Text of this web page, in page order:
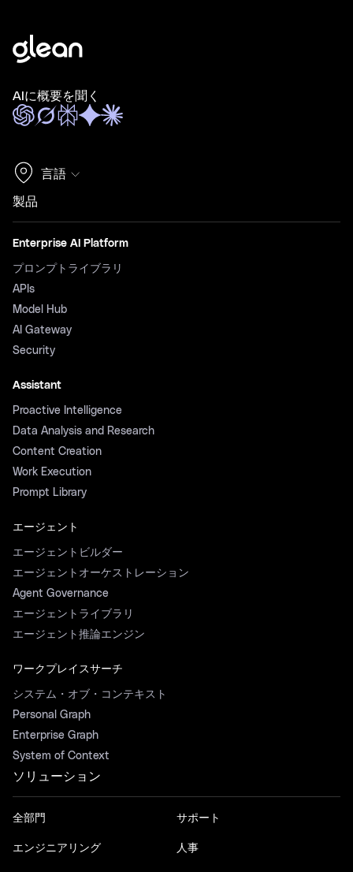
AIに概要を聞く
言語
製品
Enterprise AI Platform
プロンプトライブラリ
APIs
Model Hub
AI Gateway
Security
Assistant
Proactive Intelligence
Data Analysis and Research
Content Creation
Work Execution
Prompt Library
エージェント
エージェントビルダー
エージェントオーケストレーション
Agent Governance
エージェントライブラリ
エージェント推論エンジン
ワークプレイスサーチ
システム・オブ・コンテキスト
Personal Graph
Enterprise Graph
System of Context
ソリューション
全部門
エンジニアリング
サポート
人事